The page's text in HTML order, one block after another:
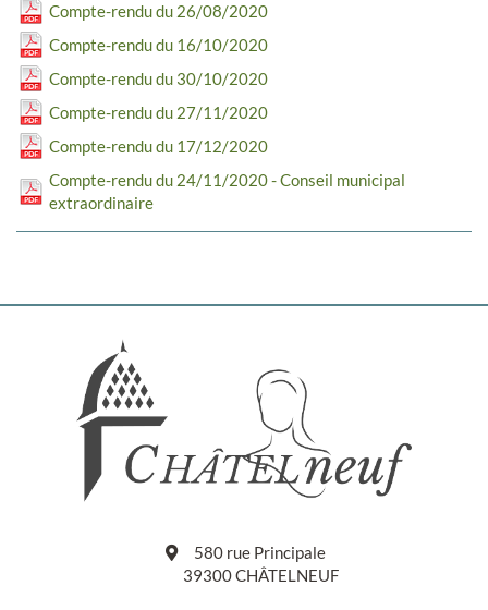
Compte-rendu du 26/08/2020
Compte-rendu du 16/10/2020
Compte-rendu du 30/10/2020
Compte-rendu du 27/11/2020
Compte-rendu du 17/12/2020
Compte-rendu du 24/11/2020 - Conseil municipal
extraordinaire
580 rue Principale
39300 CHÂTELNEUF